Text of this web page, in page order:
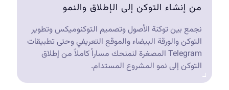
من إنشاء التوكن إلى الإطلاق والنمو
نجمع بين توكنة الأصول وتصميم التوكنوميكس وتطوير
التوكن والورقة البيضاء والموقع التعريفي وحتى تطبيقات
Telegram المصغرة لنمنحك مساراً كاملاً من إطلاق
التوكن إلى نمو المشروع المستدام.